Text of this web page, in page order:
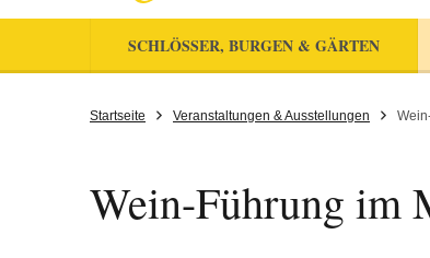
SCHLÖSSER, BURGEN & GÄRTEN
Startseite Veranstaltungen & Ausstellungen
Wein-Führung im